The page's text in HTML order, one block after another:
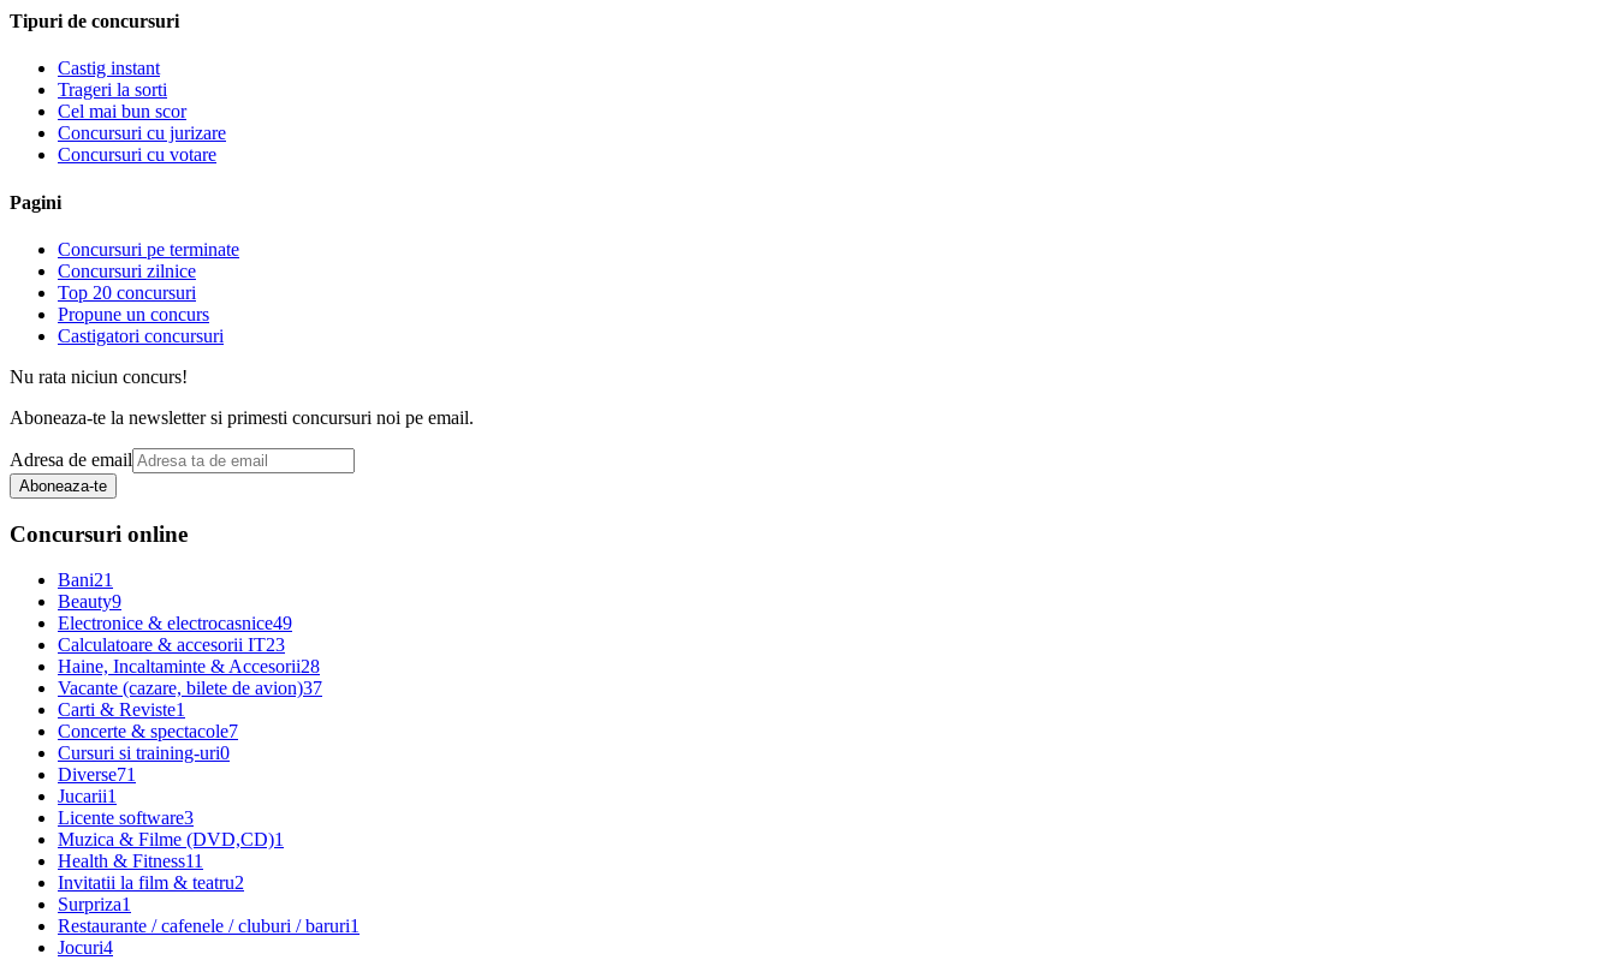
Tipuri de concursuri
Castig instant
Trageri la sorti
Cel mai bun scor
Concursuri cu jurizare
Concursuri cu votare
Pagini
Concursuri pe terminate
Concursuri zilnice
Top 20 concursuri
Propune un concurs
Castigatori concursuri
Nu rata niciun concurs!
Aboneaza-te la newsletter si primesti concursuri noi pe email.
Adresa de email
Aboneaza-te
Concursuri online
Bani21
Beauty9
Electronice & electrocasnice49
Calculatoare & accesorii IT23
Haine, Incaltaminte & Accesorii28
Vacante (cazare, bilete de avion)37
Carti & Reviste1
Concerte & spectacole7
Cursuri si training-uri0
Diverse71
Jucarii1
Licente software3
Muzica & Filme (DVD,CD)1
Health & Fitness11
Invitatii la film & teatru2
Surpriza1
Restaurante / cafenele / cluburi / baruri1
Jocuri4